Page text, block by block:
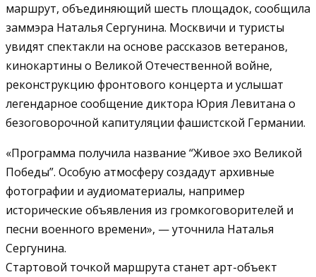
маршрут, объединяющий шесть площадок, сообщила
заммэра Наталья Сергунина. Москвичи и туристы
увидят спектакли на основе рассказов ветеранов,
кинокартины о Великой Отечественной войне,
реконструкцию фронтового концерта и услышат
легендарное сообщение диктора Юрия Левитана о
безоговорочной капитуляции фашистской Германии.
«Программа получила название “Живое эхо Великой
Победы”. Особую атмосферу создадут архивные
фотографии и аудиоматериалы, например
исторические объявления из громкоговорителей и
песни военного времени», — уточнила Наталья
Сергунина.
Стартовой точкой маршрута станет арт-объект